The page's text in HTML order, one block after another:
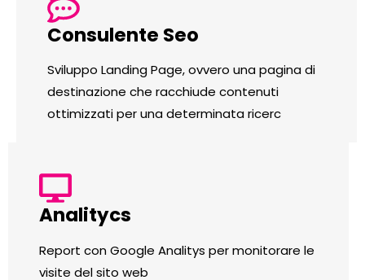
Consulente Seo
Sviluppo Landing Page, ovvero una pagina di
destinazione che racchiude contenuti
ottimizzati per una determinata ricerc
Analitycs
Report con Google Analitys per monitorare le
visite del sito web